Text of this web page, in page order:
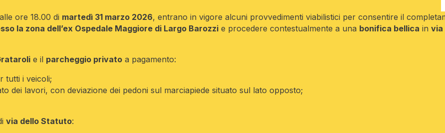
ore 18.00 di martedì 31 marzo 2026, entrano in vigore alcuni provvedimenti viabilistici per consentire il
la zona dell’ex Ospedale Maggiore di Largo Barozzi e procedere contestualmente a una bonifica bellica in via
e il parcheggio privato a pagamento:
tutti i veicoli;
dei lavori, con deviazione dei pedoni sul marciapiede situato sul lato opposto;
via dello Statuto: